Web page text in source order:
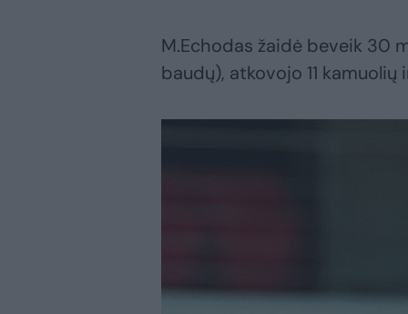
M.Echodas žaidė beveik 30
baudų), atkovojo 11